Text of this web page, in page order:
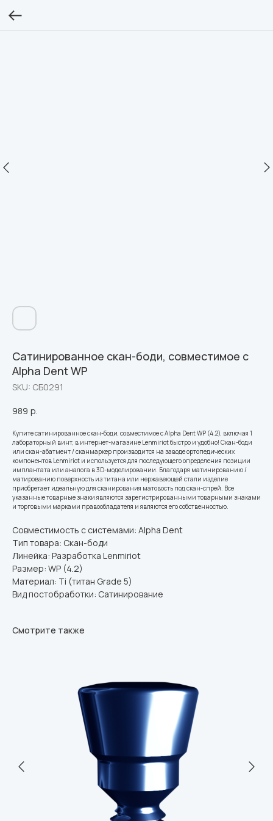
Сатинированное скан-боди, совместимое с
Alpha Dent WP
SKU: СБ0291
989 р.
Купите сатинированное скан-боди, совместимое с Alpha Dent WP (4.2), включая 1
лабораторный винт, в интернет-магазине Lenmiriot быстро и удобно! Скан-боди
или скан-абатмент / сканмаркер производится на заводе ортопедических
компонентов Lenmiriot и используется для последующего определения позиции
имплантата или аналога в 3D-моделировании. Благодаря матинированию /
матированию поверхность из титана или нержавеющей стали изделие
приобретает идеальную для сканирования матовость под скан-спрей. Все
указанные товарные знаки являются зарегистрированными товарными знаками
и торговыми марками правообладателя и являются его собственностью.
Совместимость с системами: Alpha Dent
Тип товара: Скан-боди
Линейка: Разработка Lenmiriot
Размер: WP (4.2)
Материал: Ti (титан Grade 5)
Вид постобработки: Сатинирование
Смотрите также